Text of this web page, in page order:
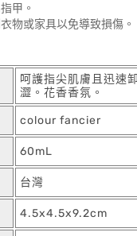
甲。
物或家具以免導致損傷。
呵護指尖肌膚且迅速
澀。花香香氛。
colour fancier
60mL
台灣
4.5x4.5x9.2cm